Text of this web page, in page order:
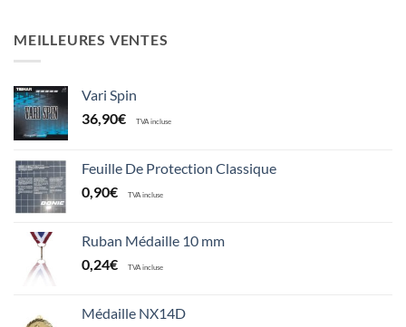
MEILLEURES VENTES
Vari Spin
36,90€ TVA incluse
Feuille De Protection Classique
0,90€ TVA incluse
Ruban Médaille 10 mm
0,24€ TVA incluse
Médaille NX14D